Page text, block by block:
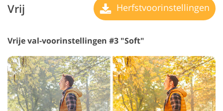
Vrij Herfstvoorinstellingen
Vrije val-voorinstellingen #3 "Soft"